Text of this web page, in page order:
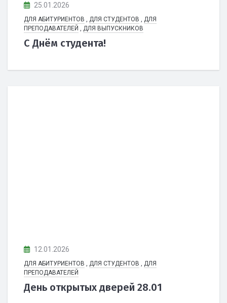
25.01.2026
ДЛЯ АБИТУРИЕНТОВ ДЛЯ СТУДЕНТОВ
ДЛЯ
ПРЕПОДАВАТЕЛЕЙ
ДЛЯ ВЫПУСКНИКОВ
С Днём студента!
12.01.2026
ДЛЯ АБИТУРИЕНТОВ , ДЛЯ СТУДЕНТОВ , ДЛЯ
ПРЕПОДАВАТЕЛЕЙ
День открытых дверей 28.01